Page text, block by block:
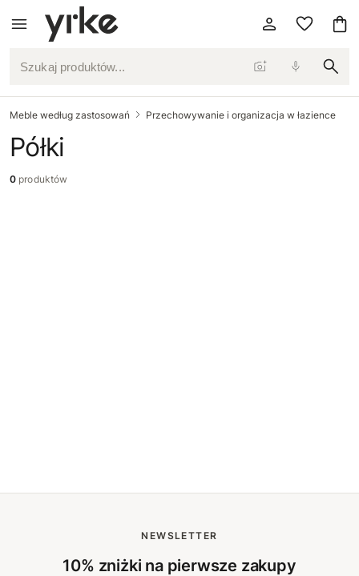
Szukaj produktów...
Meble według zastosowań Przechowywanie i organizacja w łazience
Półki
0 produktów
NEWSLETTER
10% zniżki na pierwsze zakupy